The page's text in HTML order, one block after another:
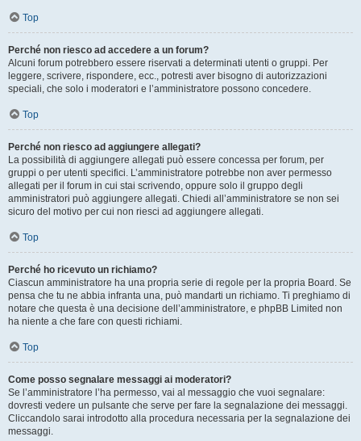
Top
Perché non riesco ad accedere a un forum?
Alcuni forum potrebbero essere riservati a determinati utenti o gruppi. Per
leggere, scrivere, rispondere, ecc., potresti aver bisogno di autorizzazioni
speciali, che solo i moderatori e l’amministratore possono concedere.
Top
Perché non riesco ad aggiungere allegati?
La possibilità di aggiungere allegati può essere concessa per forum, per
gruppi o per utenti specifici. L’amministratore potrebbe non aver permesso
allegati per il forum in cui stai scrivendo, oppure solo il gruppo degli
amministratori può aggiungere allegati. Chiedi all’amministratore se non sei
sicuro del motivo per cui non riesci ad aggiungere allegati.
Top
Perché ho ricevuto un richiamo?
Ciascun amministratore ha una propria serie di regole per la propria Board. Se
pensa che tu ne abbia infranta una, può mandarti un richiamo. Ti preghiamo di
notare che questa è una decisione dell’amministratore, e phpBB Limited non
ha niente a che fare con questi richiami.
Top
Come posso segnalare messaggi ai moderatori?
Se l’amministratore l’ha permesso, vai al messaggio che vuoi segnalare:
dovresti vedere un pulsante che serve per fare la segnalazione dei messaggi.
Cliccandolo sarai introdotto alla procedura necessaria per la segnalazione dei
messaggi.